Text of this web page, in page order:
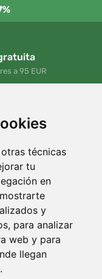
técnicas
tu
en
y
para analizar
web y para
llegan
a 95 EUR
cualquier momento
Leer más